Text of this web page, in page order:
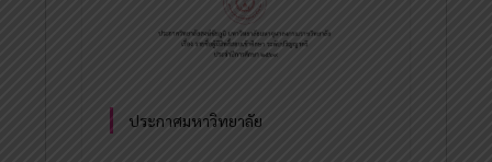
ประกาศมหาวิทยาลัย